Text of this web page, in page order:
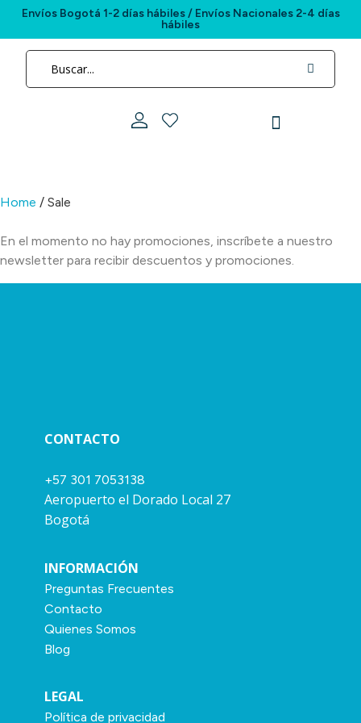
Envíos Bogotá 1-2 días hábiles / Envíos Nacionales 2-4 días
hábiles
Home / Sale
En el momento no hay promociones, inscríbete a nuestro
newsletter para recibir descuentos y promociones.
CONTACTO
+57 301 7053138
Aeropuerto el Dorado Local 27
Bogotá
INFORMACIÓN
Preguntas Frecuentes
Contacto
Quienes Somos
Blog
LEGAL
Política de privacidad